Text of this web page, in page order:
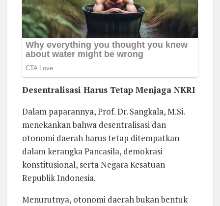
Desentralisasi Harus Tetap Menjaga NKRI
Dalam paparannya, Prof. Dr. Sangkala, M.Si.
menekankan bahwa desentralisasi dan
otonomi daerah harus tetap ditempatkan
dalam kerangka Pancasila, demokrasi
konstitusional, serta Negara Kesatuan
Republik Indonesia.
Menurutnya, otonomi daerah bukan bentuk